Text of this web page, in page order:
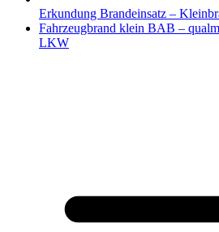
Erkundung Brandeinsatz –
Fahrzeugbrand klein BAB –
LKW